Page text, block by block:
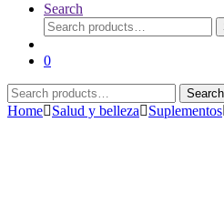
Search
Search
for:
0
Search
for:
Search
Home Salud y belleza Suplementos